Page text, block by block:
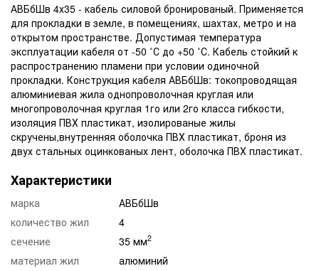
АВБбШв 4х35 - кабель силовой бронированый. Применяется
для прокладки в земле, в помещениях, шахтах, метро и на
открытом пространстве. Допустимая температура
эксплуатации кабеля от -50 ˚С до +50 ˚С. Кабель стойкий к
распространению пламени при условии одиночной
прокладки. Конструкция кабеля АВБбШв: токопроводящая
алюминиевая жила однопроволочная круглая или
многопроволочная круглая 1го или 2го класса гибкости,
изоляция ПВХ пластикат, изолированые жилы
скручены,внутренняя оболочка ПВХ пластикат, броня из
двух стальных оцинкованых лент, оболочка ПВХ пластикат.
Характеристики
марка
АВБбШв
количество жил
4
сечение
35 мм2
материал жил
алюминий